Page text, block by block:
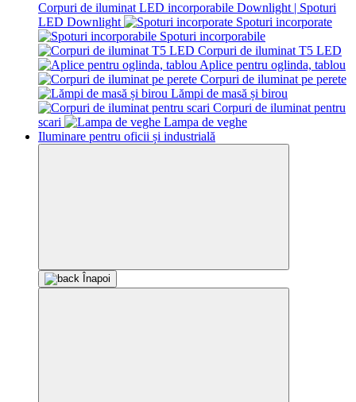
Corpuri de iluminat LED incorporabile Downlight | Spoturi
LED Downlight
Spoturi incorporate
Spoturi incorporabile
Corpuri de iluminat T5 LED
Aplice pentru oglinda, tablou
Corpuri de iluminat pe perete
Lămpi de masă și birou
Corpuri de iluminat pentru
scari
Lampa de veghe
Iluminare pentru oficii și industrială
Înapoi